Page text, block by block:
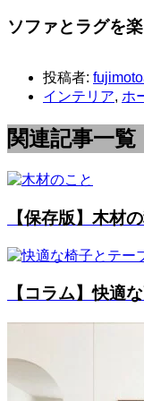
ソファとラグを
投稿者:
インテリア, ホ
関連記事一覧
【保存版】木材
【コラム】快適